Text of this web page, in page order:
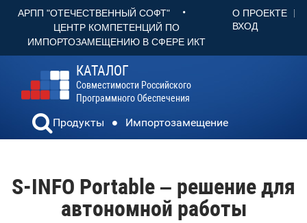
АРПП "ОТЕЧЕСТВЕННЫЙ СОФТ" •
ЦЕНТР КОМПЕТЕНЦИЙ ПО
ИМПОРТОЗАМЕЩЕНИЮ В СФЕРЕ ИКТ
О ПРОЕКТЕ
ВХОД
КАТАЛОГ
Совместимости Российского
Программного Обеспечения
Продукты Импортозамещение
S-INFO Portable – решение для
автономной работы